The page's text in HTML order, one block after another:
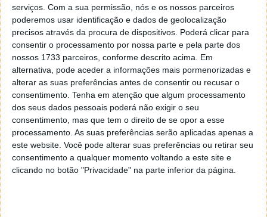
serviços. Com a sua permissão, nós e os nossos parceiros
poderemos usar identificação e dados de geolocalização
precisos através da procura de dispositivos. Poderá clicar para
consentir o processamento por nossa parte e pela parte dos
nossos 1733 parceiros, conforme descrito acima. Em
alternativa, pode aceder a informações mais pormenorizadas e
alterar as suas preferências antes de consentir ou recusar o
consentimento. Tenha em atenção que algum processamento
dos seus dados pessoais poderá não exigir o seu
consentimento, mas que tem o direito de se opor a esse
processamento. As suas preferências serão aplicadas apenas a
este website. Você pode alterar suas preferências ou retirar seu
consentimento a qualquer momento voltando a este site e
clicando no botão "Privacidade" na parte inferior da página.